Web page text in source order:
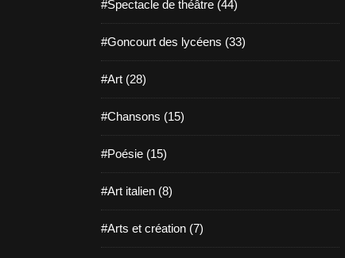
#Spectacle de théâtre (44)
#Goncourt des lycéens (33)
#Art (28)
#Chansons (15)
#Poésie (15)
#Art italien (8)
#Arts et création (7)